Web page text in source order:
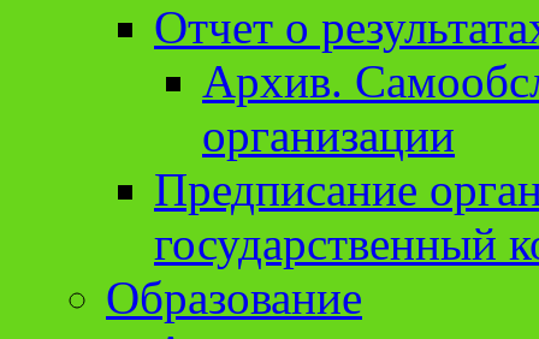
Отчет о
Архив.
организации
Предписание
государственный
Образование